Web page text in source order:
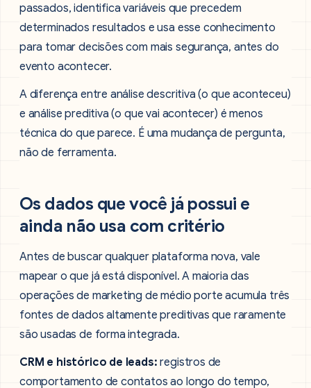
passados, identifica variáveis que precedem
determinados resultados e usa esse conhecimento
para tomar decisões com mais segurança, antes do
evento acontecer.
A diferença entre análise descritiva (o que aconteceu)
e análise preditiva (o que vai acontecer) é menos
técnica do que parece. É uma mudança de pergunta,
não de ferramenta.
Os dados que você já possui e
ainda não usa com critério
Antes de buscar qualquer plataforma nova, vale
mapear o que já está disponível. A maioria das
operações de marketing de médio porte acumula três
fontes de dados altamente preditivas que raramente
são usadas de forma integrada.
CRM e histórico de leads: registros de
comportamento de contatos ao longo do tempo,